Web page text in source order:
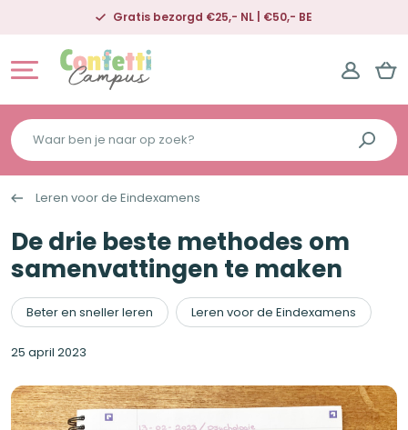
Gratis bezorgd €25,- NL | €50,- BE
Waar
ben
je
naar
op
zoek?
Leren voor de Eindexamens
De drie beste methodes om
samenvattingen te maken
Beter en sneller leren Leren voor de Eindexamens
25 april 2023